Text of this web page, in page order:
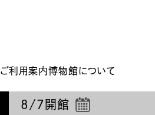
ご利用案内博物館について
8/7 開館